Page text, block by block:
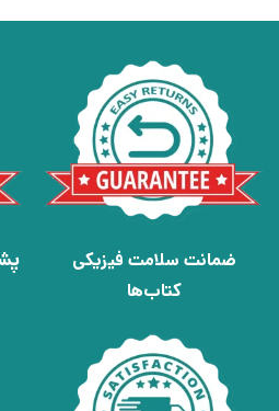
ضمانت سلامت فیزیکی
کتاب‌ها